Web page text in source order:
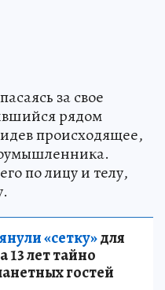
за свое
рядом
происходящее,
по лицу и телу,
«сетку»для
13 лет тайно
гостей